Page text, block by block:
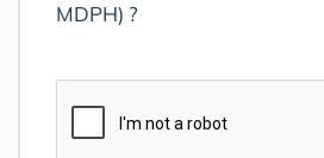
MDPH) ?